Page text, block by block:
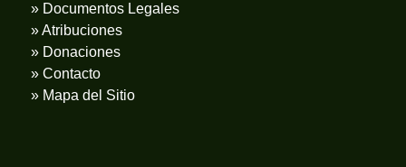
» Documentos Legales
» Atribuciones
» Donaciones
» Contacto
» Mapa del Sitio